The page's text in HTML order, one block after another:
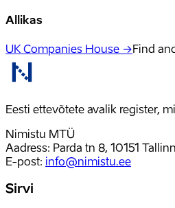
Allikas
UK Companies House →Find
Eesti ettevõtete avalik register,
Nimistu MTÜ
Aadress: Parda tn 8, 10151
E-post: info@nimistu.ee
Sirvi